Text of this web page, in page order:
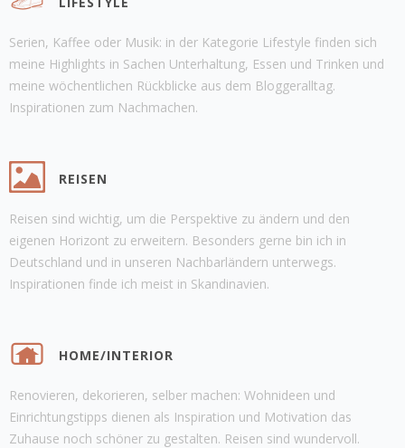
Serien, Kaffee oder Musik: in der Kategorie Lifestyle finden sich
meine Highlights in Sachen Unterhaltung, Essen und Trinken und
meine wöchentlichen Rückblicke aus dem Bloggeralltag.
Inspirationen zum Nachmachen.
REISEN
Reisen sind wichtig, um die Perspektive zu ändern und den
eigenen Horizont zu erweitern. Besonders gerne bin ich in
Deutschland und in unseren Nachbarländern unterwegs.
Inspirationen finde ich meist in Skandinavien.
HOME/INTERIOR
Renovieren, dekorieren, selber machen: Wohnideen und
Einrichtungstipps dienen als Inspiration und Motivation das
Zuhause noch schöner zu gestalten. Reisen sind wundervoll.